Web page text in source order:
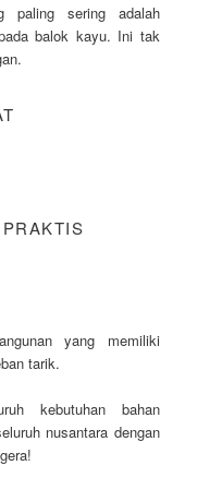
paling sering adalah
balok kayu. Ini tak
yang memiliki
tarik.
kebutuhan bahan
nusantara dengan